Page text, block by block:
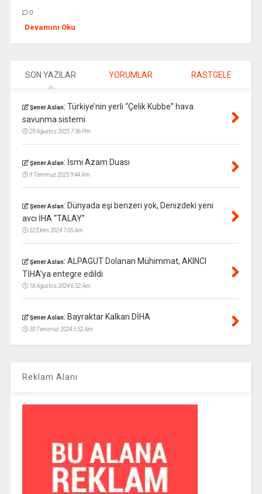
0
Devamını Oku
SON YAZILAR YORUMLAR RASTGELE
Şener Aslan: Türkiye’nin yerli “Çelik Kubbe” hava
savunma sistemi
29 Ağustos 2025 7:36 Pm
Şener Aslan: İsmi Azam Duası
9 Temmuz 2025 9:44 Am
Şener Aslan: Dünyada eşi benzeri yok, Denizdeki yeni
avcı İHA “TALAY”
22 Ekim 2024 7:05 Am
Şener Aslan: ALPAGUT Dolanan Mühimmat, AKINCI
TİHA’ya entegre edildi
18 Ağustos 2024 6:52 Am
Şener Aslan: Bayraktar Kalkan DİHA
30 Temmuz 2024 5:52 Am
Reklam Alanı